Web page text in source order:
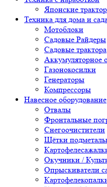
Японские
Техника для дома и
Мотоблоки
Садовые Райдеры
Садовые трактора
Аккумуляторное
Газонокосилки
Генераторы
Компрессоры
Навесное оборудование
Отвалы
Фронтальные
Снегоочистители
Щётки
Окучники /
Опрыскиватели